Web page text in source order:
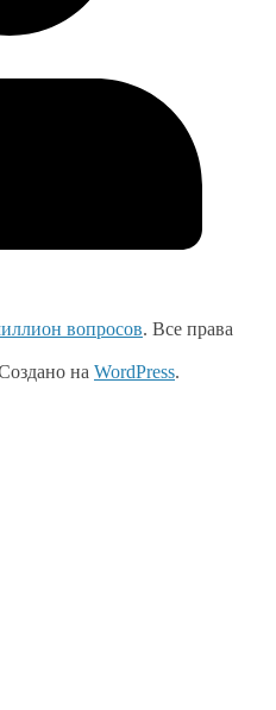
вопросов. Все права
на WordPress.